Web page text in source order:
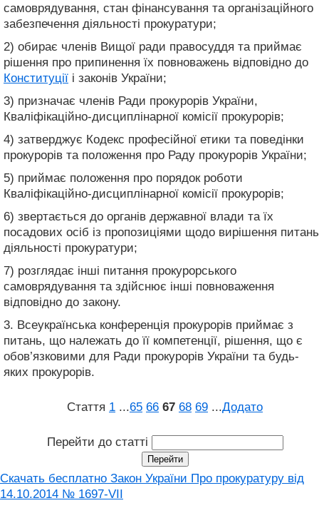
самоврядування, стан фінансування та організаційного
забезпечення діяльності прокуратури;
2) обирає членів Вищої ради правосуддя та приймає
рішення про припинення їх повноважень відповідно до
Конституції і законів України;
3) призначає членів Ради прокурорів України,
Кваліфікаційно-дисциплінарної комісії прокурорів;
4) затверджує Кодекс професійної етики та поведінки
прокурорів та положення про Раду прокурорів України;
5) приймає положення про порядок роботи
Кваліфікаційно-дисциплінарної комісії прокурорів;
6) звертається до органів державної влади та їх
посадових осіб із пропозиціями щодо вирішення питань
діяльності прокуратури;
7) розглядає інші питання прокурорського
самоврядування та здійснює інші повноваження
відповідно до закону.
3. Всеукраїнська конференція прокурорів приймає з
питань, що належать до її компетенції, рішення, що є
обов’язковими для Ради прокурорів України та будь-
яких прокурорів.
Стаття 1 ...65 66 67 68 69 ...Додато
Перейти до статті
Скачать бесплатно Закон України Про прокуратуру від
14.10.2014 № 1697-VII